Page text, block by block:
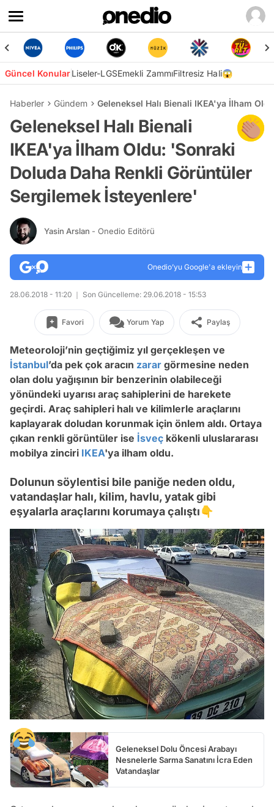
Güncel KonularLiseler-LGSEmekli ZammıFiltresiz Hali😱
Haberler Gündem Geleneksel Halı Bienali IKEA'ya İlham
Geleneksel Halı Bienali
IKEA'ya İlham Oldu: 'Sonraki
Doluda Daha Renkli Görüntüler
Sergilemek İsteyenlere'
Yasin Arslan - Onedio Editörü
Onedio’yu Google'a ekleyin
28.06.2018 - 11:20 Son Güncelleme: 29.06.2018 - 15:53
Favori Yorum Yap Paylaş
Meteoroloji’nin geçtiğimiz yıl gerçekleşen ve
İstanbul’da pek çok aracın zarar görmesine neden
olan dolu yağışının bir benzerinin olabileceği
yönündeki uyarısı araç sahiplerini de harekete
geçirdi. Araç sahipleri halı ve kilimlerle araçlarını
kaplayarak doludan korunmak için önlem aldı. Ortaya
çıkan renkli görüntüler ise İsveç kökenli uluslararası
mobilya zinciri IKEA'ya ilham oldu.
Dolunun söylentisi bile paniğe neden oldu,
vatandaşlar halı, kilim, havlu, yatak gibi
eşyalarla araçlarını korumaya çalıştı👇
Geleneksel Dolu Öncesi Arabayı
Nesnelerle Sarma Sanatını İcra Eden
Vatandaşlar